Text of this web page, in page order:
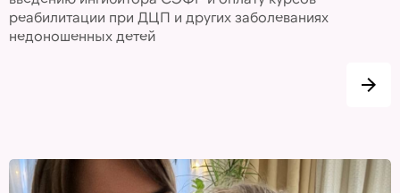
реабилитации при ДЦП и других заболеваниях
недоношенных детей